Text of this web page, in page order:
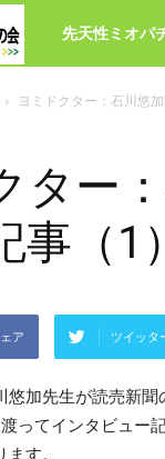
天
性
ミ
パ
チ
先天性ミオパ
ヨミドクター：石川悠
ター
事（1）
ア ツイッタ
悠加先生が読売新
ってインタビュー
す。